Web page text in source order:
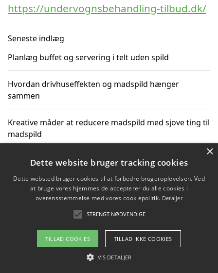
https://undervognsbehandling-tilbud.dk/
Seneste indlæg
Planlæg buffet og servering i telt uden spild
Hvordan drivhuseffekten og madspild hænger
sammen
Kreative måder at reducere madspild med sjove ting til
madspild
Sjove måder at reducere madspild med aktiviteter for
Hvor finder jeg nemme måltidskasser i Vejle
Copyright 2026 - Pilanto Aps
Om / kontakt
Blog Betingelser
×
Dette website bruger tracking cookies
Dette websted bruger cookies til at forbedre brugeroplevelsen. Ved
at bruge vores hjemmeside accepterer du alle cookies i
overensstemmelse med vores cookiepolitik. Detaljer
STRENGT NØDVENDIGE
TILLAD COOKIES TILLAD IKKE COOKIES
VIS DETALJER